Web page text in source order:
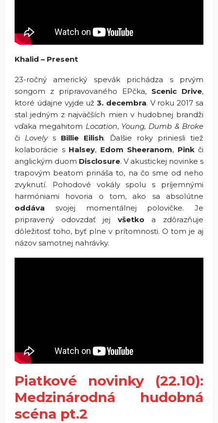
Khalid – Present
23-ročný americký spevák prichádza s prvým
songom z pripravovaného EPčka, Scenic Drive,
ktoré údajne vyjde už3. decembra. V roku 2017 sa
stal jedným z najväčších mien v hudobnej brandži
vďaka megahitom Location, Young, Dumb & Broke
či Lovelys Billie Eilish. Ďalšie roky priniesli tiež
kolaborácie s Halsey, Edom Sheeranom, Pinkči
anglickým duom Disclosure. V akustickej novinke s
trapovým beatom prináša to, na čo sme od neho
zvyknutí. Pohodové vokály spolu s príjemnými
harmóniami hovoria o tom, ako sa absolútne
oddáva svojej momentálnej polovičke. Je
pripravený odovzdať jej všetko a zdôrazňuje
dôležitosť toho, byť plne v prítomnosti. O tom je aj
názov samotnej nahrávky.
Piatkové novinky (22.10):
Medzinárodná hudobná
scéna pt.2